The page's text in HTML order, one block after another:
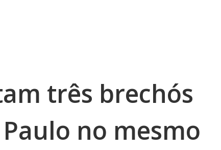
três brechós
no mesmo